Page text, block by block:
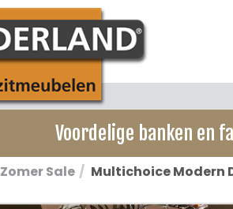
Voordelige banken en
Zomer Sale Multichoice Modern